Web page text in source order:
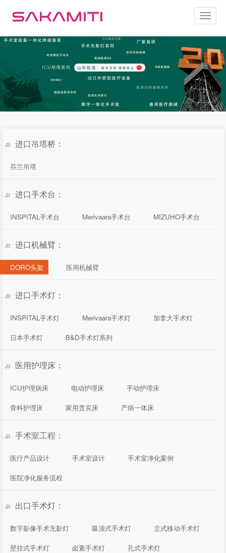
Toggle
进口吊塔桥：
芬兰吊塔
进口手术台：
INSPITAL手术台 Merivaara手术台 MIZUHO手术台
进口机械臂：
DORO头架 医用机械臂
进口手术灯：
INSPITAL手术灯 Merivaara手术灯 加拿大手术灯
日本手术灯 B&D手术灯系列
医用护理床：
ICU护理病床 电动护理床 手动护理床
骨科护理床 家用贵宾床 产病一体床
手术室工程：
医疗产品设计 手术室设计 手术室净化案例
医院净化服务流程
出口手术灯：
数字影像手术无影灯 吸顶式手术灯 立式移动手术灯
壁挂式手术灯 卤素手术灯 孔式手术灯